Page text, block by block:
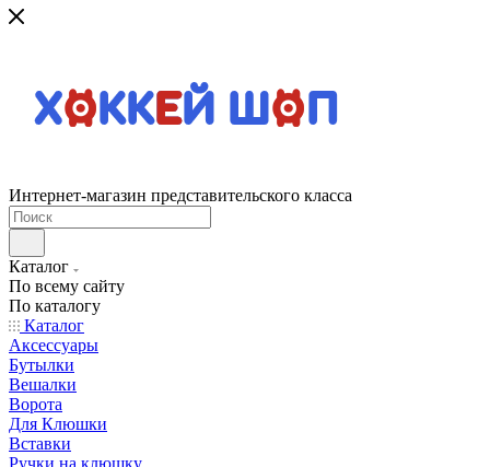
Интернет-магазин представительского класса
Каталог
По всему сайту
По каталогу
Каталог
Аксессуары
Бутылки
Вешалки
Ворота
Для Клюшки
Вставки
Ручки на клюшку